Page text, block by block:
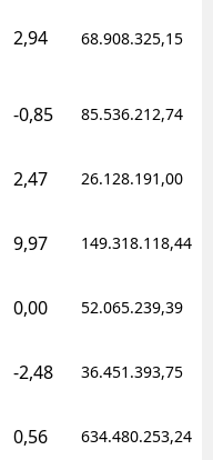
2,94 68.908.325,15
-0,85 85.536.212,74
2,47 26.128.191,00
9,97 149.318.118,44
0,00 52.065.239,39
-2,48 36.451.393,75
0,56 634.480.253,24